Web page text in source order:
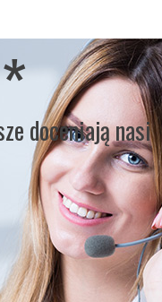
*doceniają nasi